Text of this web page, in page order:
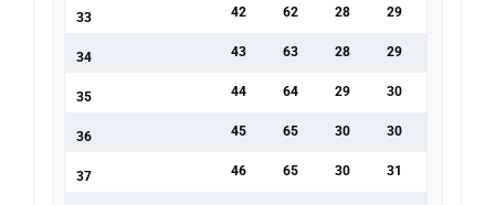
33 42 62 28 29
34 43 63 28 29
35 44 64 29 30
36 45 65 30 30
37 46 65 30 31